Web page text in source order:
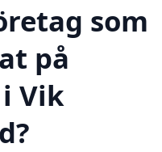
som
på
Vik